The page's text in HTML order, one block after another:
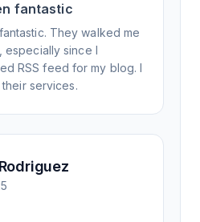
fantastic
They walked me
especially since I
RSS feed for my blog. I
services.